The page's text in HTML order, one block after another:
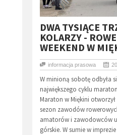
DWA TYSIĄCE
KOLARZY -
WEEKEND W
informacja prasowa
W minioną sobotę odbyła
największego cyklu
Maraton w Miękini
sezon zawodów
amatorów i zawodowców
górskie. W sumie w